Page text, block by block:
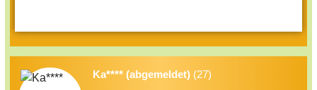
Ka**** (abgemeldet) (27)